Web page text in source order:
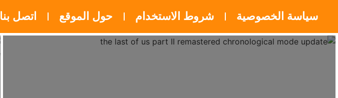
سياسة الخصوصية شروط الاستخدام حول الموقع اتصل بنا